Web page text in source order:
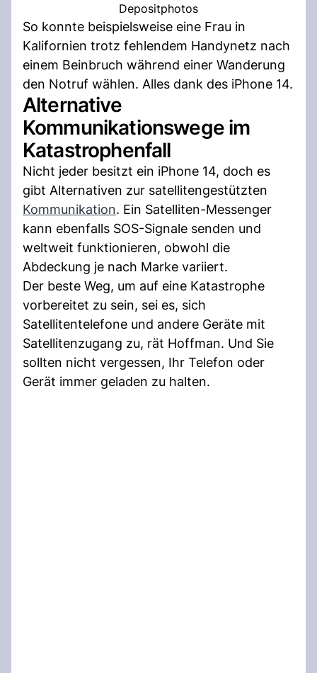
Depositphotos
So konnte beispielsweise eine Frau in
Kalifornien trotz fehlendem Handynetz nach
einem Beinbruch während einer Wanderung
den Notruf wählen. Alles dank des iPhone 14.
Alternative
Kommunikationswege im
Katastrophenfall
Nicht jeder besitzt ein iPhone 14, doch es
gibt Alternativen zur satellitengestützten
Kommunikation. Ein Satelliten-Messenger
kann ebenfalls SOS-Signale senden und
weltweit funktionieren, obwohl die
Abdeckung je nach Marke variiert.
Der beste Weg, um auf eine Katastrophe
vorbereitet zu sein, sei es, sich
Satellitentelefone und andere Geräte mit
Satellitenzugang zu, rät Hoffman. Und Sie
sollten nicht vergessen, Ihr Telefon oder
Gerät immer geladen zu halten.